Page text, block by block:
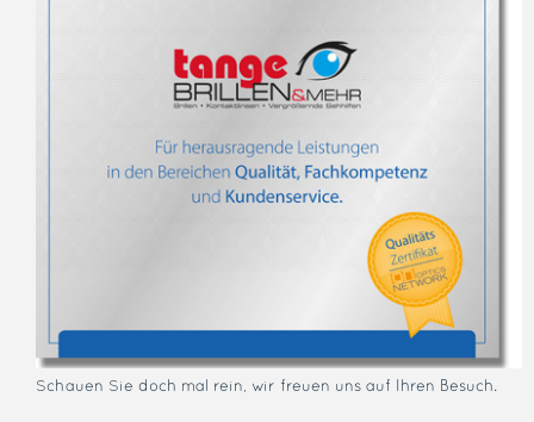
Schauen Sie doch mal rein, wir freuen uns auf Ihren Besuch.